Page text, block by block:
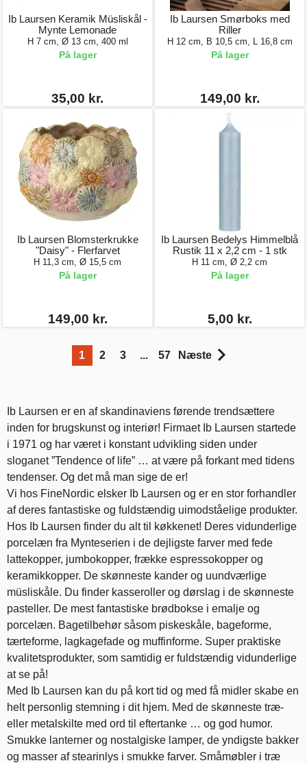
Ib Laursen Keramik Müsliskål -
Mynte Lemonade
H 7 cm, Ø 13 cm, 400 ml
På lager
35,00 kr.
Ib Laursen Smørboks med
Riller
H 12 cm, B 10,5 cm, L 16,8 cm
På lager
149,00 kr.
Ib Laursen Blomsterkrukke
"Daisy" - Flerfarvet
H 11,3 cm, Ø 15,5 cm
På lager
149,00 kr.
Ib Laursen Bedelys Himmelblå
Rustik 11 x 2,2 cm - 1 stk
H 11 cm, Ø 2,2 cm
På lager
5,00 kr.
1 2 3 ... 57 Næste
Ib Laursen er en af skandinaviens førende trendsættere
inden for brugskunst og interiør! Firmaet Ib Laursen startede
i 1971 og har været i konstant udvikling siden under
sloganet ”Tendence of life” … at være på forkant med tidens
tendenser. Og det må man sige de er!
Vi hos FineNordic elsker Ib Laursen og er en stor forhandler
af deres fantastiske og fuldstændig uimodståelige produkter.
Hos Ib Laursen finder du alt til køkkenet! Deres vidunderlige
porcelæn fra Mynteserien i de dejligste farver med fede
lattekopper, jumbokopper, frække espressokopper og
keramikkopper. De skønneste kander og uundværlige
müsliskåle. Du finder kasseroller og dørslag i de skønneste
pasteller. De mest fantastiske brødbokse i emalje og
porcelæn. Bagetilbehør såsom piskeskåle, bageforme,
tærteforme, lagkagefade og muffinforme. Super praktiske
kvalitetsprodukter, som samtidig er fuldstændig vidunderlige
at se på!
Med Ib Laursen kan du på kort tid og med få midler skabe en
helt personlig stemning i dit hjem. Med de skønneste træ-
eller metalskilte med ord til eftertanke … og god humor.
Smukke lanterner og nostalgiske lamper, de yndigste bakker
og masser af stearinlys i smukke farver. Småmøbler i træ